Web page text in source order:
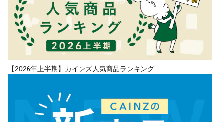
【2026年上半期】カインズ人気商品ランキング